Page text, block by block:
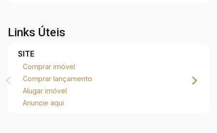
Links Úteis
SITE
Comprar imóvel
Comprar lançamento
Alugar imóvel
Anuncie aqui